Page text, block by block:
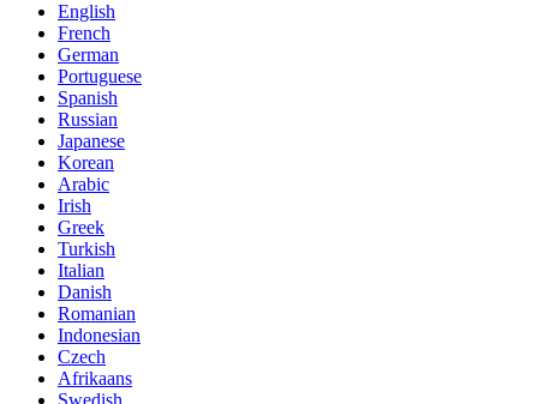
English
French
German
Portuguese
Spanish
Russian
Japanese
Korean
Arabic
Irish
Greek
Turkish
Italian
Danish
Romanian
Indonesian
Czech
Afrikaans